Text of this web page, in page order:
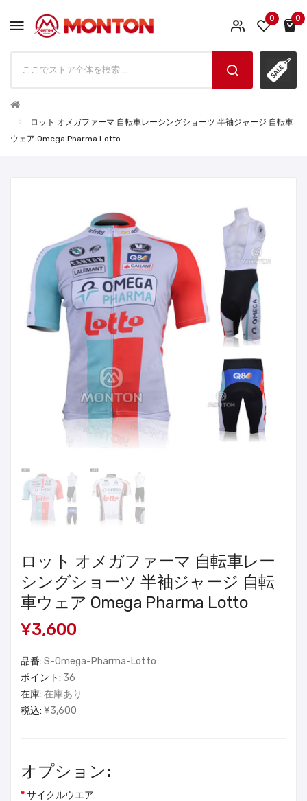
0 0
ロット オメガファーマ 自転車レーシングショーツ 半袖ジャージ 自転車
ウェア Omega Pharma Lotto
ロット オメガファーマ 自転車レー
シングショーツ 半袖ジャージ 自転
車ウェア Omega Pharma Lotto
¥3,600
品番: S-Omega-Pharma-Lotto
ポイント: 36
在庫: 在庫あり
税込: ¥3,600
オプション:
サイクルウエア